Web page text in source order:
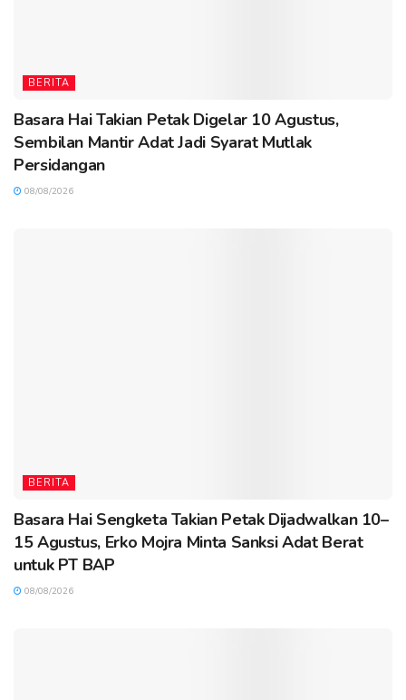
BERITA
Basara Hai Takian Petak Digelar 10 Agustus,
Sembilan Mantir Adat Jadi Syarat Mutlak
Persidangan
08/08/2026
BERITA
Basara Hai Sengketa Takian Petak Dijadwalkan 10–
15 Agustus, Erko Mojra Minta Sanksi Adat Berat
untuk PT BAP
08/08/2026